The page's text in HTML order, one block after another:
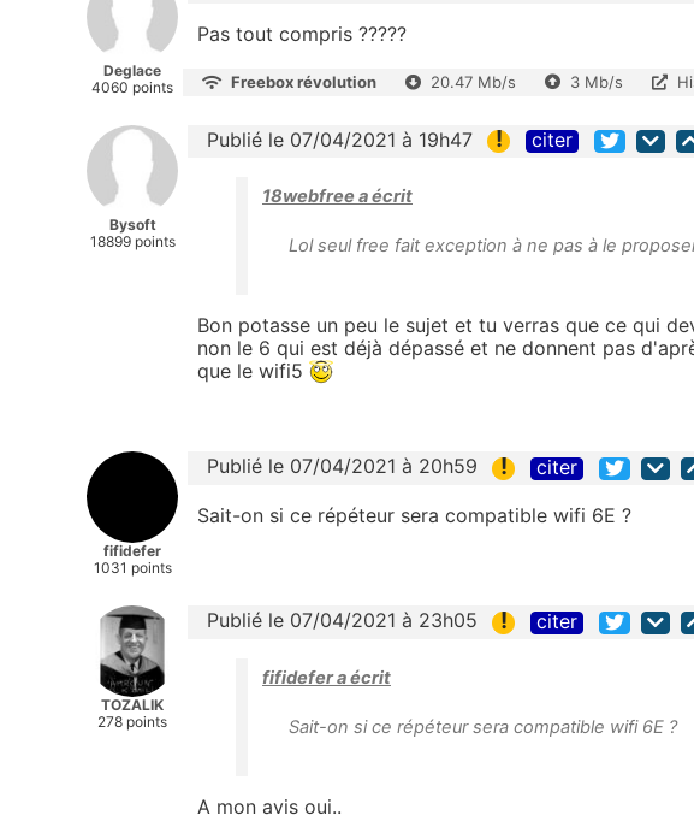
Deglace
4060 points
Pas tout compris ?????
Freebox révolution 20.47 Mb/s 3 Mb/s
Bysoft
18899 points
Publié le 07/04/2021 à 19h47 ! citer
18webfree a écrit
Lol seul free fait exception à ne pas à le
Bon potasse un peu le sujet et tu verras que ce qui
non le 6 qui est déjà dépassé et ne donnent pas
que le wifi5
fifidefer
1031 points
Publié le 07/04/2021 à 20h59 ! citer
Sait-on si ce répéteur sera compatible wifi 6E ?
TOZALIK
278 points
Publié le 07/04/2021 à 23h05 ! citer
fifidefer a écrit
Sait-on si ce répéteur sera compatible wifi 6E ?
A mon avis oui..